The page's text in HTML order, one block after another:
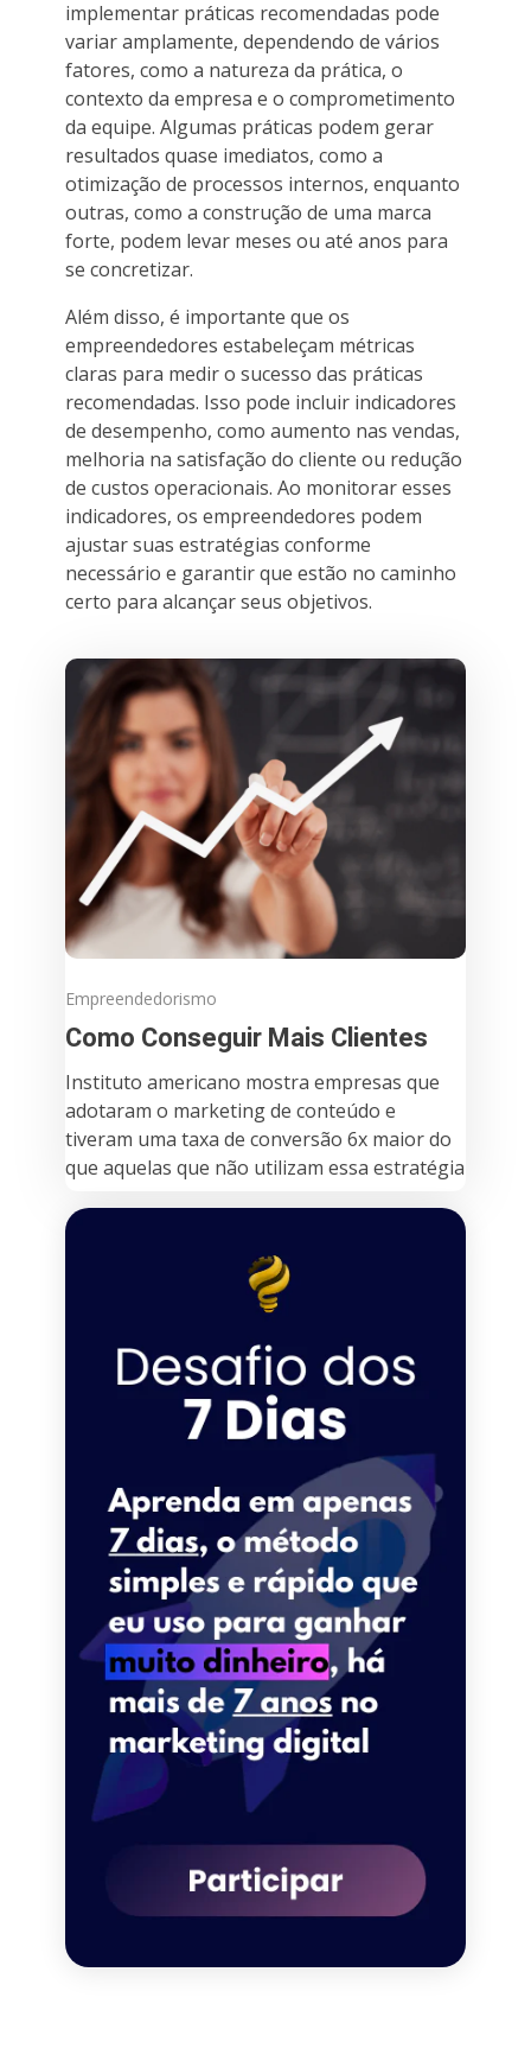
implementar práticas recomendadas pode
variar amplamente, dependendo de vários
fatores, como a natureza da prática, o
contexto da empresa e o comprometimento
da equipe. Algumas práticas podem gerar
resultados quase imediatos, como a
otimização de processos internos, enquanto
outras, como a construção de uma marca
forte, podem levar meses ou até anos para
se concretizar.
Além disso, é importante que os
empreendedores estabeleçam métricas
claras para medir o sucesso das práticas
recomendadas. Isso pode incluir indicadores
de desempenho, como aumento nas vendas,
melhoria na satisfação do cliente ou redução
de custos operacionais. Ao monitorar esses
indicadores, os empreendedores podem
ajustar suas estratégias conforme
necessário e garantir que estão no caminho
certo para alcançar seus objetivos.
Empreendedorismo
Como Conseguir Mais Clientes
Instituto americano mostra empresas que
adotaram o marketing de conteúdo e
tiveram uma taxa de conversão 6x maior do
que aquelas que não utilizam essa estratégia